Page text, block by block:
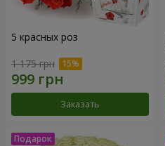
5 красных роз
1 175 грн
Заказать